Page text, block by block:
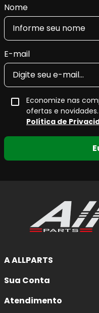
Nome
E-mail
Economize nas
ofertas e
Política de
A ALLPARTS
Sua Conta
Atendimento